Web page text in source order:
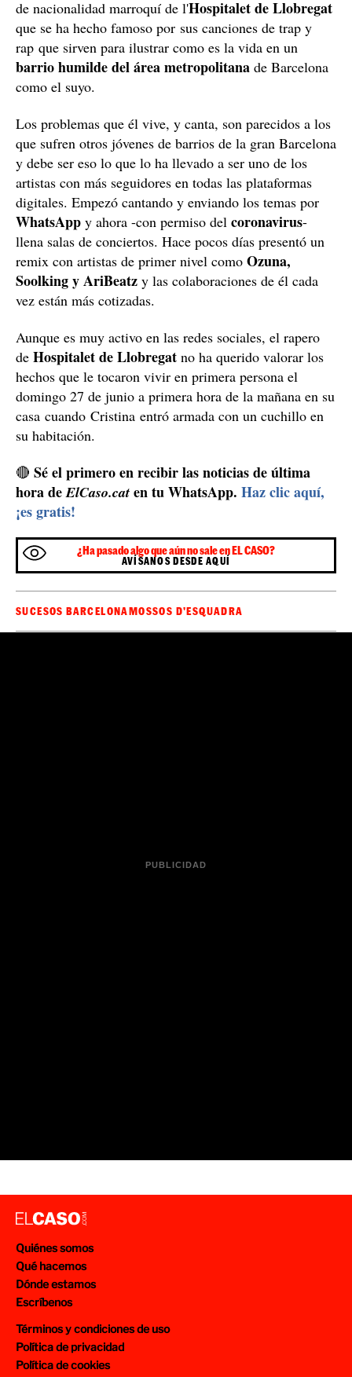
de nacionalidad marroquí de l'Hospitalet de Llobregat
que se ha hecho famoso por sus canciones de trap y
rap que sirven para ilustrar como es la vida en un
barrio humilde del área metropolitana de Barcelona
como el suyo.
Los problemas que él vive, y canta, son parecidos a los
que sufren otros jóvenes de barrios de la gran Barcelona
y debe ser eso lo que lo ha llevado a ser uno de los
artistas con más seguidores en todas las plataformas
digitales. Empezó cantando y enviando los temas por
WhatsApp y ahora -con permiso del coronavirus-
llena salas de conciertos. Hace pocos días presentó un
remix con artistas de primer nivel como Ozuna,
Soolking y AriBeatz y las colaboraciones de él cada
vez están más cotizadas.
Aunque es muy activo en las redes sociales, el rapero
de Hospitalet de Llobregat no ha querido valorar los
hechos que le tocaron vivir en primera persona el
domingo 27 de junio a primera hora de la mañana en su
casa cuando Cristina entró armada con un cuchillo en
su habitación.
🔴 Sé el primero en recibir las noticias de última
hora deElCaso.cat en tu WhatsApp. Haz clic aquí,
¡es gratis!
¿Ha pasado algo que aún no sale en EL CASO?
AVÍSANOS DESDE AQUÍ
SUCESOS BARCELONAMOSSOS D'ESQUADRA
Quiénes somos
Qué hacemos
Dónde estamos
Escríbenos
Términos y condiciones de uso
Política de privacidad
Política de cookies